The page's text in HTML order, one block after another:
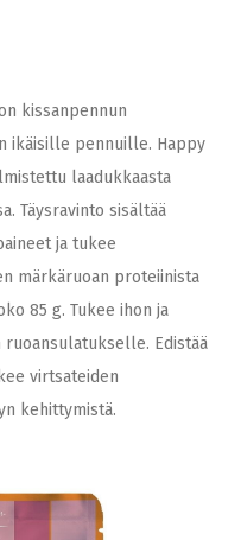
kissanpennun
ikäisille pennuille. Happy
laadukkaasta
Täysravinto sisältää
ja tukee
märkäruoan proteiinista
85 g. Tukee ihon ja
Edistää
virtsateiden
kehittymistä.